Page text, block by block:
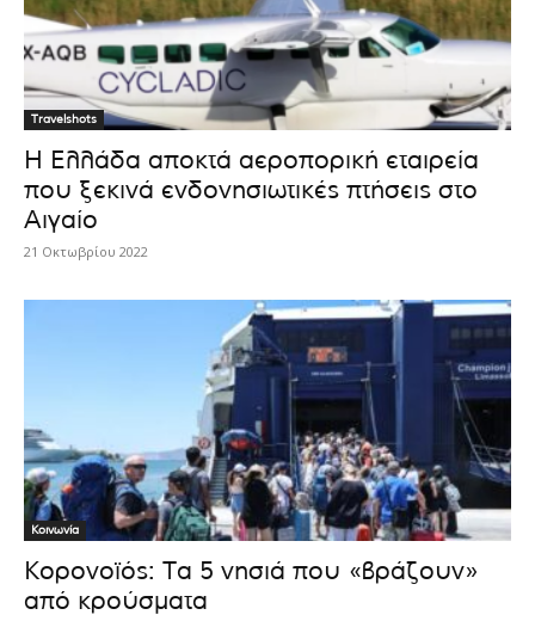
Travelshots
Η Ελλάδα αποκτά αεροπορική εταιρεία
που ξεκινά ενδονησιωτικές πτήσεις στο
Αιγαίο
21 Οκτωβρίου 2022
Κοινωνία
Κορονοϊός: Τα 5 νησιά που «βράζουν»
από κρούσματα